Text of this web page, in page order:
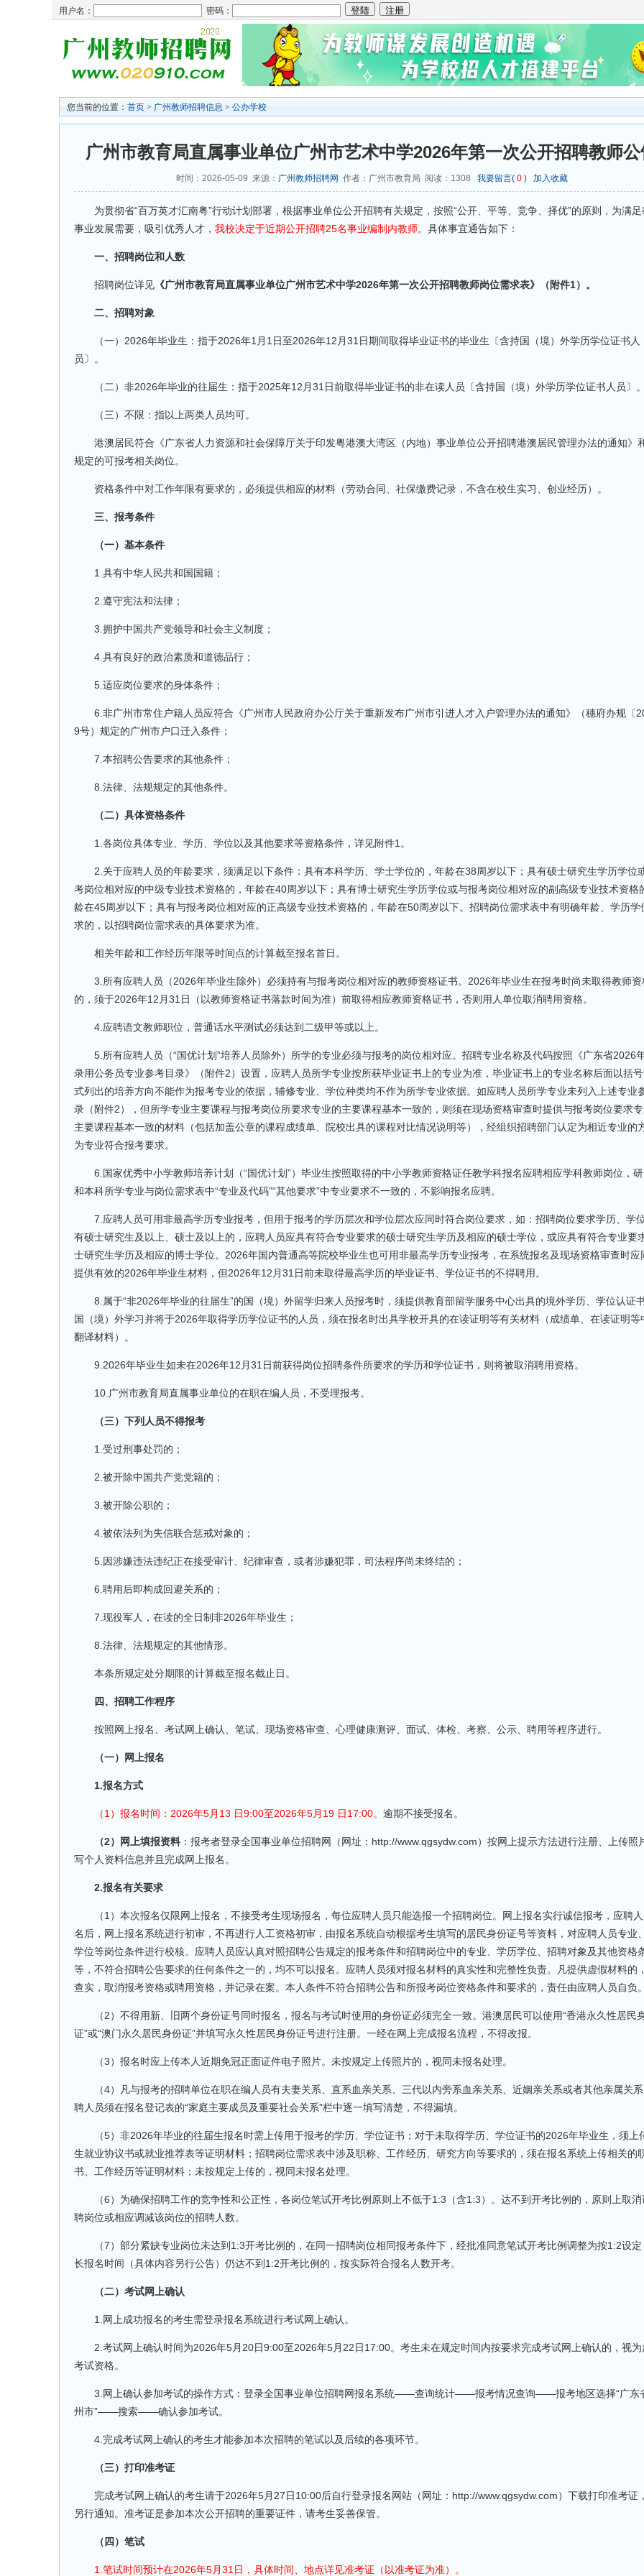
用户名： 密码：
您当前的位置： 首页 > 广州教师招聘信息 > 公办学校
广州市教育局直属事业单位广州市艺术中学2026年第一次公开招聘教师
时间：2026-05-09 来源： 广州教师招聘网 作者：广州市教育局 阅读： 1308 我要留言( 0) 加入收藏
为贯彻省“百万英才汇南粤”行动计划部署，根据事业单位公开招聘有关规定，按照“公开、平等、竞争、择优”的原则，为满足
事业发展需要，吸引优秀人才， 我校决定于近期公开招聘25名事业编制内教师。 具体事宜通告如下：
一、招聘岗位和人数
招聘岗位详见 《广州市教育局直属事业单位广州市艺术中学2026年第一次公开招聘教师岗位需求表》（附件1）。
二、招聘对象
（一）2026年毕业生：指于2026年1月1日至2026年12月31日期间取得毕业证书的毕业生〔含持国（境）外学历学位证书人
员〕。
（二）非2026年毕业的往届生：指于2025年12月31日前取得毕业证书的非在读人员〔含持国（境）外学历学位证书人员〕。
（三）不限：指以上两类人员均可。
港澳居民符合《广东省人力资源和社会保障厅关于印发粤港澳大湾区（内地）事业单位公开招聘港澳居民管理办法的通知》
规定的可报考相关岗位。
资格条件中对工作年限有要求的，必须提供相应的材料（劳动合同、社保缴费记录，不含在校生实习、创业经历）。
三、报考条件
（一）基本条件
1.具有中华人民共和国国籍；
2.遵守宪法和法律；
3.拥护中国共产党领导和社会主义制度；
4.具有良好的政治素质和道德品行；
5.适应岗位要求的身体条件；
6.非广州市常住户籍人员应符合《广州市人民政府办公厅关于重新发布广州市引进人才入户管理办法的通知》（穗府办规〔
9号）规定的广州市户口迁入条件；
7.本招聘公告要求的其他条件；
8.法律、法规规定的其他条件。
（二）具体资格条件
1.各岗位具体专业、学历、学位以及其他要求等资格条件，详见附件1。
2.关于应聘人员的年龄要求，须满足以下条件：具有本科学历、学士学位的，年龄在38周岁以下；具有硕士研究生学历学位
考岗位相对应的中级专业技术资格的，年龄在40周岁以下；具有博士研究生学历学位或与报考岗位相对应的副高级专业技术资格
龄在45周岁以下；具有与报考岗位相对应的正高级专业技术资格的，年龄在50周岁以下。招聘岗位需求表中有明确年龄、学历学
求的，以招聘岗位需求表的具体要求为准。
相关年龄和工作经历年限等时间点的计算截至报名首日。
3.所有应聘人员（2026年毕业生除外）必须持有与报考岗位相对应的教师资格证书。2026年毕业生在报考时尚未取得教师资
的，须于2026年12月31日（以教师资格证书落款时间为准）前取得相应教师资格证书，否则用人单位取消聘用资格。
4.应聘语文教师职位，普通话水平测试必须达到二级甲等或以上。
5.所有应聘人员（“国优计划”培养人员除外）所学的专业必须与报考的岗位相对应。招聘专业名称及代码按照《广东省2026
录用公务员专业参考目录》（附件2）设置，应聘人员所学专业按所获毕业证书上的专业为准，毕业证书上的专业名称后面以括
式列出的培养方向不能作为报考专业的依据，辅修专业、学位种类均不作为所学专业依据。如应聘人员所学专业未列入上述专业
录（附件2），但所学专业主要课程与报考岗位所要求专业的主要课程基本一致的，则须在现场资格审查时提供与报考岗位要求
主要课程基本一致的材料（包括加盖公章的课程成绩单、院校出具的课程对比情况说明等），经组织招聘部门认定为相近专业的
为专业符合报考要求。
6.国家优秀中小学教师培养计划（“国优计划”）毕业生按照取得的中小学教师资格证任教学科报名应聘相应学科教师岗位，
和本科所学专业与岗位需求表中“专业及代码”“其他要求”中专业要求不一致的，不影响报名应聘。
7.应聘人员可用非最高学历专业报考，但用于报考的学历层次和学位层次应同时符合岗位要求，如：招聘岗位要求学历、学
有硕士研究生及以上、硕士及以上的，应聘人员应具有符合专业要求的硕士研究生学历及相应的硕士学位，或应具有符合专业要
士研究生学历及相应的博士学位。2026年国内普通高等院校毕业生也可用非最高学历专业报考，在系统报名及现场资格审查时应
提供有效的2026年毕业生材料，但2026年12月31日前未取得最高学历的毕业证书、学位证书的不得聘用。
8.属于“非2026年毕业的往届生”的国（境）外留学归来人员报考时，须提供教育部留学服务中心出具的境外学历、学位认证
国（境）外学习并将于2026年取得学历学位证书的人员，须在报名时出具学校开具的在读证明等有关材料（成绩单、在读证明等
翻译材料）。
9.2026年毕业生如未在2026年12月31日前获得岗位招聘条件所要求的学历和学位证书，则将被取消聘用资格。
10.广州市教育局直属事业单位的在职在编人员，不受理报考。
（三）下列人员不得报考
1.受过刑事处罚的；
2.被开除中国共产党党籍的；
3.被开除公职的；
4.被依法列为失信联合惩戒对象的；
5.因涉嫌违法违纪正在接受审计、纪律审查，或者涉嫌犯罪，司法程序尚未终结的；
6.聘用后即构成回避关系的；
7.现役军人，在读的全日制非2026年毕业生；
8.法律、法规规定的其他情形。
本条所规定处分期限的计算截至报名截止日。
四、招聘工作程序
按照网上报名、考试网上确认、笔试、现场资格审查、心理健康测评、面试、体检、考察、公示、聘用等程序进行。
（一）网上报名
1.报名方式
（1）报名时间：2026年5月13 日9:00至2026年5月19 日17:00。 逾期不接受报名。
（2）网上填报资料 ：报考者登录全国事业单位招聘网（网址：http://www.qgsydw.com）按网上提示方法进行注册、上传照
写个人资料信息并且完成网上报名。
2.报名有关要求
（1）本次报名仅限网上报名，不接受考生现场报名，每位应聘人员只能选报一个招聘岗位。网上报名实行诚信报考，应聘
名后，网上报名系统进行初审，不再进行人工资格初审，由报名系统自动根据考生填写的居民身份证号等资料，对应聘人员专业
学位等岗位条件进行校核。应聘人员应认真对照招聘公告规定的报考条件和招聘岗位中的专业、学历学位、招聘对象及其他资格
等，不符合招聘公告要求的任何条件之一的，均不可以报名。应聘人员须对报名材料的真实性和完整性负责。凡提供虚假材料的
查实，取消报考资格或聘用资格，并记录在案。本人条件不符合招聘公告和所报考岗位资格条件和要求的，责任由应聘人员自负。
（2）不得用新、旧两个身份证号同时报名，报名与考试时使用的身份证必须完全一致。港澳居民可以使用“香港永久性居民
证”或“澳门永久居民身份证”并填写永久性居民身份证号进行注册。一经在网上完成报名流程，不得改报。
（3）报名时应上传本人近期免冠正面证件电子照片。未按规定上传照片的，视同未报名处理。
（4）凡与报考的招聘单位在职在编人员有夫妻关系、直系血亲关系、三代以内旁系血亲关系、近姻亲关系或者其他亲属关
聘人员须在报名登记表的“家庭主要成员及重要社会关系”栏中逐一填写清楚，不得漏填。
（5）非2026年毕业的往届生报名时需上传用于报考的学历、学位证书；对于未取得学历、学位证书的2026年毕业生，须上
生就业协议书或就业推荐表等证明材料；招聘岗位需求表中涉及职称、工作经历、研究方向等要求的，须在报名系统上传相关的
书、工作经历等证明材料；未按规定上传的，视同未报名处理。
（6）为确保招聘工作的竞争性和公正性，各岗位笔试开考比例原则上不低于1:3（含1:3）。达不到开考比例的，原则上取消
聘岗位或相应调减该岗位的招聘人数。
（7）部分紧缺专业岗位未达到1:3开考比例的，在同一招聘岗位相同报考条件下，经批准同意笔试开考比例调整为按1:2设定
长报名时间（具体内容另行公告）仍达不到1:2开考比例的，按实际符合报名人数开考。
（二）考试网上确认
1.网上成功报名的考生需登录报名系统进行考试网上确认。
2.考试网上确认时间为2026年5月20日9:00至2026年5月22日17:00。考生未在规定时间内按要求完成考试网上确认的，视为
考试资格。
3.网上确认参加考试的操作方式：登录全国事业单位招聘网报名系统——查询统计——报考情况查询——报考地区选择“广东
州市”——搜索——确认参加考试。
4.完成考试网上确认的考生才能参加本次招聘的笔试以及后续的各项环节。
（三）打印准考证
完成考试网上确认的考生请于2026年5月27日10:00后自行登录报名网站（网址：http://www.qgsydw.com）下载打印准考证
另行通知。准考证是参加本次公开招聘的重要证件，请考生妥善保管。
（四）笔试
1.笔试时间预计在2026年5月31日，具体时间、地点详见准考证（以准考证为准）。